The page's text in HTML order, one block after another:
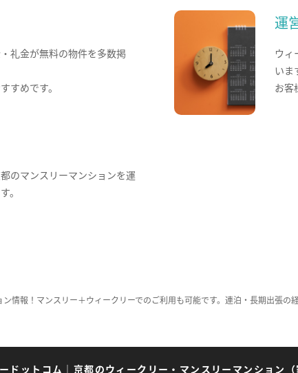
礼金が無料の物件を多数掲
すめです。
運
ウィ
いま
お客
のマンスリーマンションを運
。
情報！マンスリー＋ウィークリーでのご利用も可能です。連泊・長期出張
ドットコム ｜ 京都のウィークリー・マンスリーマンション